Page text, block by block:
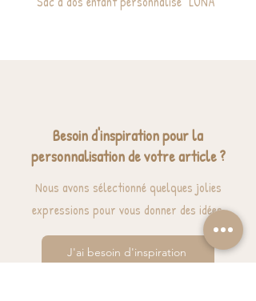
Besoin d'inspiration pour la
personnalisation de votre article ?
Nous avons sélectionné quelques jolies
expressions pour vous donner des idées.
J'ai besoin d'inspiration